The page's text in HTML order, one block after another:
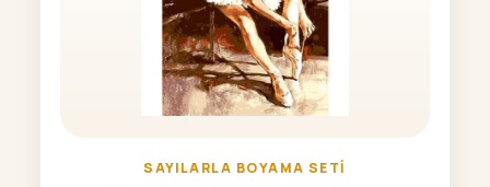
SAYILARLA BOYAMA SETI